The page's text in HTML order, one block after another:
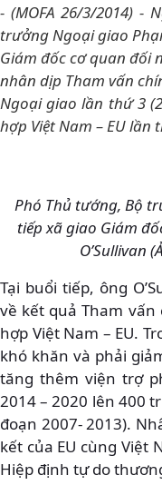
- (MOFA 26/3/2014) -
trưởng Ngoại giao
Giám đốc cơ quan đối
nhân dịp Tham vấn
Ngoại giao lần thứ 3
hợp Việt Nam – EU lần
Phó Thủ tướng, Bộ
tiếp xã giao Giám
O’Sullivan
Tại buổi tiếp, ông
về kết quả Tham
hợp Việt Nam – EU.
khó khăn và phải
tăng thêm viện trợ
2014 – 2020 lên 400
đoạn 2007- 2013).
kết của EU cùng Việt
Hiệp định tự do